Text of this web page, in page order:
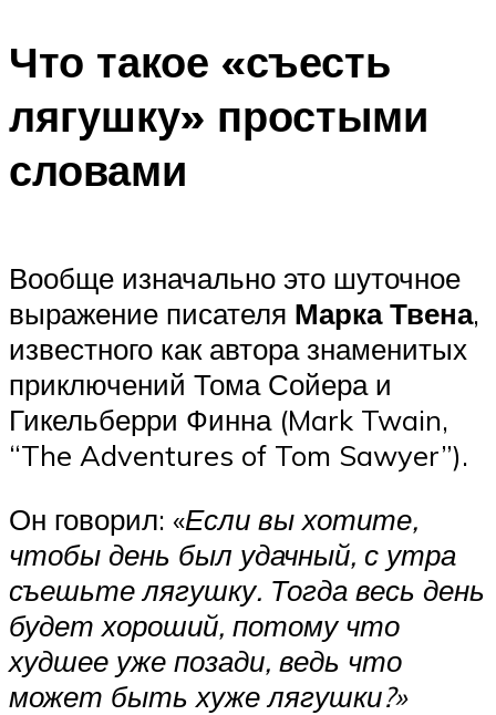
Что такое «съесть
лягушку» простыми
словами
Вообще изначально это шуточное
выражение писателя Марка Твена,
известного как автора знаменитых
приключений Тома Сойера и
Гикельберри Финна (Mark Twain,
“The Adventures of Tom Sawyer”).
Он говорил: «Если вы хотите,
чтобы день был удачный, с утра
съешьте лягушку. Тогда весь день
будет хороший, потому что
худшее уже позади, ведь что
может быть хуже лягушки?»